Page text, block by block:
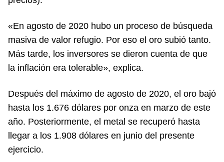
«En agosto de 2020 hubo un proceso de búsqueda
masiva de valor refugio. Por eso el oro subió tanto.
Más tarde, los inversores se dieron cuenta de que
la inflación era tolerable», explica.
Después del máximo de agosto de 2020, el oro bajó
hasta los 1.676 dólares por onza en marzo de este
año. Posteriormente, el metal se recuperó hasta
llegar a los 1.908 dólares en junio del presente
ejercicio.